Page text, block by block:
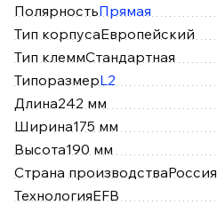
ПолярностьПрямая
Тип корпусаЕвропейский
Тип клеммСтандартная
ТипоразмерL2
Длина242 мм
Ширина175 мм
Высота190 мм
Страна производстваРоссия
ТехнологияEFB